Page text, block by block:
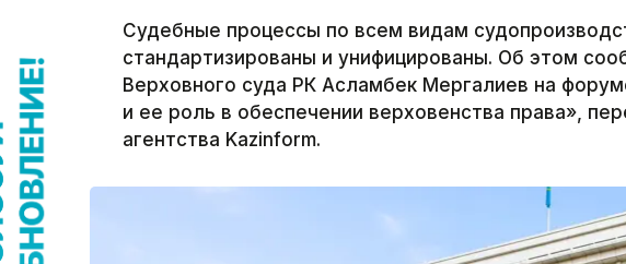
Судебные процессы по всем видам
стандартизированы и унифицированы. Об этом
Верховного суда РК Асламбек Мергалиев на
и ее роль в обеспечении верховенства права»,
агентства Kazinform.